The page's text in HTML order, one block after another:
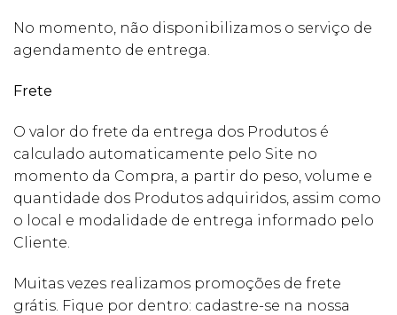
No momento, não disponibilizamos o serviço de
agendamento de entrega.
Frete
O valor do frete da entrega dos Produtos é
calculado automaticamente pelo Site no
momento da Compra, a partir do peso, volume e
quantidade dos Produtos adquiridos, assim como
o local e modalidade de entrega informado pelo
Cliente.
Muitas vezes realizamos promoções de frete
grátis. Fique por dentro: cadastre-se na nossa